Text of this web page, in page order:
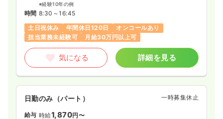
※経験10年の例
時間 8:30～16:45
土日祝休み
年間休日120日
オンコールあり
担当業務未経験可
月給30万円以上可
気になる 詳細を見る
日勤のみ（パート） 一時募集休止
給与 時給1,870円〜